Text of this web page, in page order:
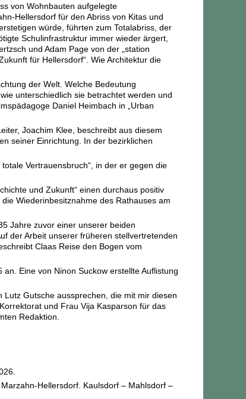
von Wohnbauten aufgelegte
Hellersdorf für den Abriss von Kitas und
würde, führten zum Totalabriss, der
Schulinfrastruktur immer wieder ärgert,
und Adam Page von der „station
für Hellersdorf“. Wie Architektur die
der Welt. Welche Bedeutung
unterschiedlich sie betrachtet werden und
Daniel Heimbach in „Urban
Joachim Klee, beschreibt aus diesem
seiner Einrichtung. In der bezirklichen
Vertrauensbruch“, in der er gegen die
und Zukunft“ einen durchaus positiv
Wiederinbesitznahme des Rathauses am
Jahre zuvor einer unserer beiden
der Arbeit unserer früheren stellvertretenden
Claas Reise den Bogen vom
Eine von Ninon Suckow erstellte Auflistung
Gutsche aussprechen, die mit mir diesen
und Frau Vija Kasparson für das
Redaktion.
Hellersdorf. Kaulsdorf – Mahlsdorf –